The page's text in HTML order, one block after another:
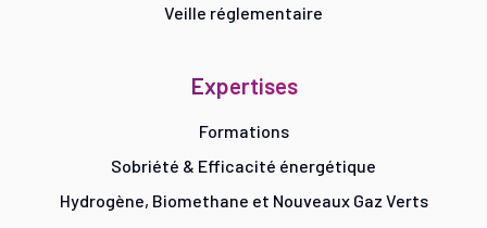
Veille réglementaire
Expertises
Formations
Sobriété & Efficacité énergétique
Hydrogène, Biomethane et Nouveaux Gaz Verts